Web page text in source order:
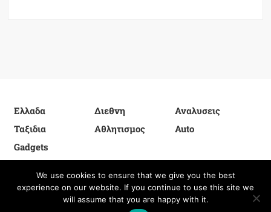
Ελλαδα Διεθνη
Αναλυσεις
Ταξιδια
Αθλητισμος
Auto
Gadgets
Proudly powered by WordPress|Theme: FreeNews|By
ThemeSpiral.com.
We use cookies to ensure that we give you the best
experience on our website. If you continue to use this site we
will assume that you are happy with it.